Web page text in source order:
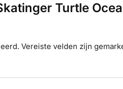
Turtle
Vereiste velden zijn